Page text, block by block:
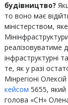
будівництво?
то воно має
міністерством,
реалізовуватиме
інфраструктурні
те, як у разі
Мінрегіоні
кейсом 5655, який
голова «СН»